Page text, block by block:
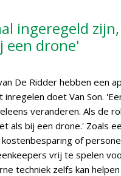
ingeregeld
een drone'
De Ridder hebben een
doet Van Son.
veranderen. Als de
als bij een drone.' Zoals
of
vrij te spelen
techniek zelfs kan